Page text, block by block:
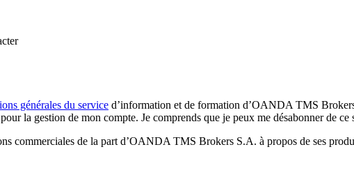
générales du service d’information et de formation d’OANDA TMS
la gestion de mon compte. Je comprends que je peux me désabonner de ce
commerciales de la part d’OANDA TMS Brokers S.A. à propos de ses